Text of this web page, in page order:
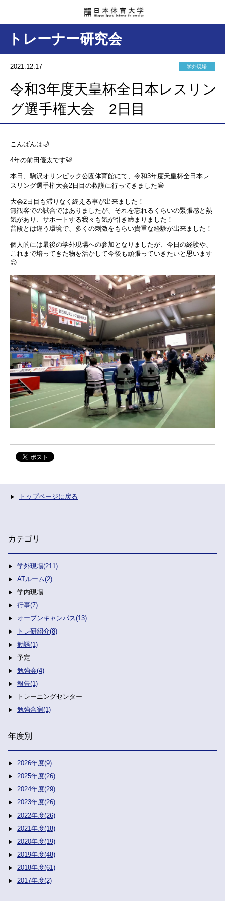
トレーナー研究会
2021.12.17 学外現場
令和3年度天皇杯全日本レスリン
グ選手権大会 2日目
こんばんは🌙
4年の前田優太です🐯
本日、駒沢オリンピック公園体育館にて、令和3年度天皇杯全日本レ
スリング選手権大会2日目の救護に行ってきました😁
大会2日目も滞りなく終える事が出来ました！
無観客での試合ではありましたが、それを忘れるくらいの緊張感と熱
気があり、サポートする我々も気が引き締まりました！
普段とは違う環境で、多くの刺激をもらい貴重な経験が出来ました！
個人的には最後の学外現場への参加となりましたが、今日の経験や、
これまで培ってきた物を活かして今後も頑張っていきたいと思います
😊
トップページに戻る
カテゴリ
学外現場(211)
ATルーム(2)
学内現場
行事(7)
オープンキャンパス(13)
トレ研紹介(8)
勧誘(1)
予定
勉強会(4)
報告(1)
トレーニングセンター
勉強合宿(1)
年度別
2026年度(9)
2025年度(26)
2024年度(29)
2023年度(26)
2022年度(26)
2021年度(18)
2020年度(19)
2019年度(48)
2018年度(61)
2017年度(2)